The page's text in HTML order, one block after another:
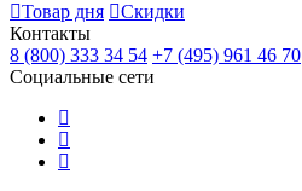
Товар дня
Скидки
Контакты
8 (800) 333 34 54 +7 (495) 961 46 70
Социальные сети